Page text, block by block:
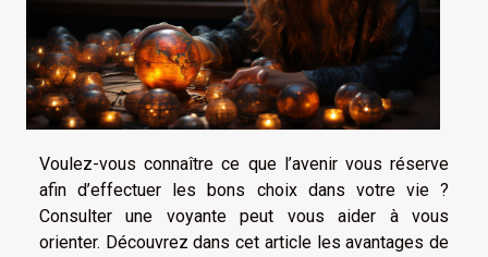
Voulez-vous connaître ce que l’avenir vous réserve
afin d’effectuer les bons choix dans votre vie ?
Consulter une voyante peut vous aider à vous
orienter. Découvrez dans cet article les avantages de